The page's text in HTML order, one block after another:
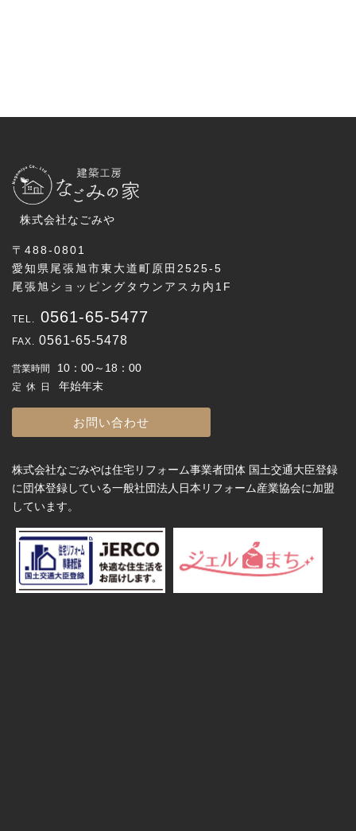
株式会社なごみや
〒488-0801
愛知県尾張旭市東大道町原田2525-5
尾張旭ショッピングタウンアスカ内1F
0561-65-5477
0561-65-5478
営業時間 10：00～18：00
定休日 年始年末
お問い合わせ
株式会社なごみやは住宅リフォーム事業者団体 国土交通大臣登録
に団体登録している一般社団法人日本リフォーム産業協会に加盟
しています。